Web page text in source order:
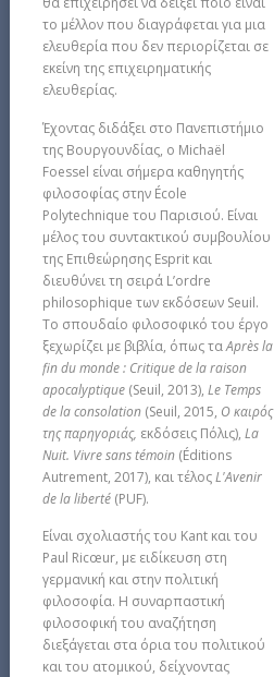
το μέλλον που διαγράφεται για μια
ελευθερία που δεν περιορίζεται σε
εκείνη της επιχειρηματικής
ελευθερίας.
Έχοντας διδάξει στο Πανεπιστήμιο
της Βουργουνδίας, ο Michaël
Foessel είναι σήμερα καθηγητής
φιλοσοφίας στην École
Polytechnique του Παρισιού. Είναι
μέλος του συντακτικού συμβουλίου
της Επιθεώρησης Esprit και
διευθύνει τη σειρά L’ordre
philosophique των εκδόσεων Seuil.
Το σπουδαίο φιλοσοφικό του έργο
ξεχωρίζει με βιβλία, όπως ταAprès la
fin du monde : Critique de la raison
apocalyptique (Seuil, 2013), Le Temps
de la consolation (Seuil, 2015, Ο καιρός
της παρηγοριάς, εκδόσεις Πόλις), La
Nuit. Vivre sans témoin (Éditions
Autrement, 2017), και τέλοςL'Avenir
de la liberté (PUF).
Είναι σχολιαστής του Kant και του
Paul Ricœur, με ειδίκευση στη
γερμανική και στην πολιτική
φιλοσοφία. Η συναρπαστική
φιλοσοφική του αναζήτηση
διεξάγεται στα όρια του πολιτικού
και του ατομικού, δείχνοντας